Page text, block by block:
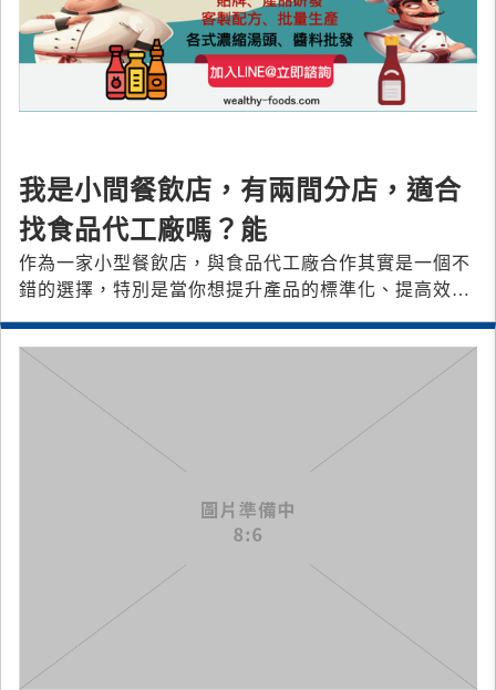
我是小間餐飲店，有兩間分店，適合
找食品代工廠嗎？能
作為一家小型餐飲店，與食品代工廠合作其實是一個不
錯的選擇，特別是當你想提升產品的標準化、提高效率